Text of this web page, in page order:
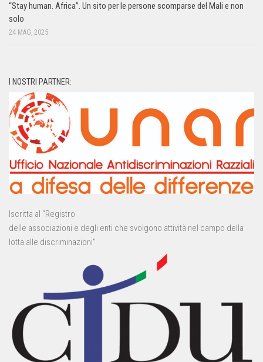
“Stay human. Africa”. Un sito per le persone scomparse del Mali e non
solo
24 MAG, 2025
I NOSTRI PARTNER:
Iscritta al “Registro
delle associazioni e degli enti che svolgono attività nel campo della
lotta alle discriminazioni”